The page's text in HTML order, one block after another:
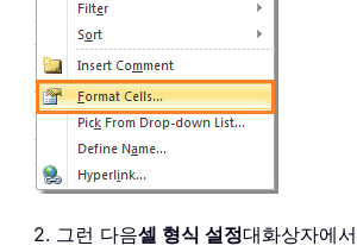
2. 그런 다음셀 형식 설정대화상자에서